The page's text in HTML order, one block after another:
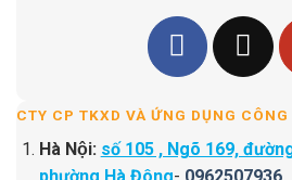
CTY CP TKXD VÀ ỨNG DỤNG
Hà Nội: số 105 , Ngõ 169,